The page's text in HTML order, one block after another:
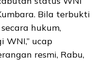
Bila terbukti
hukum,
WNI,” ucap
resmi, Rabu,